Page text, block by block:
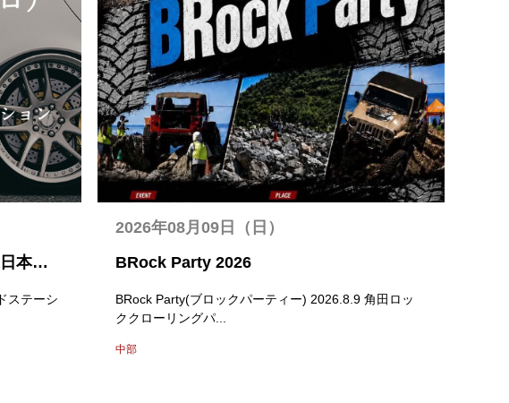
本ラ
ステーシ
2026年08月09日（日）
BRock Party 2026
BRock Party(ブロックパーティー) 2026.8.9 角田ロッ
ククローリングパ...
中部